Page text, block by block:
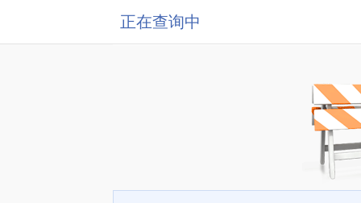
正在查询中